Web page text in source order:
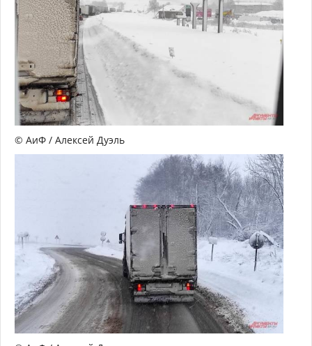
© АиФ / Алексей Дуэль